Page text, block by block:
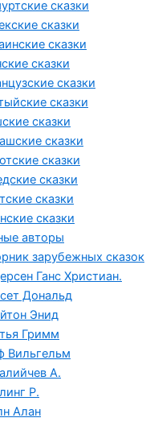
сказки
сказки
сказки
сказки
сказки
сказки
сказки
сказки
сказки
сказки
сказки
сказки
авторы
зарубежных сказок
Ганс Христиан.
Дональд
Энид
Гримм
Вильгельм
А.
Р.
Алан